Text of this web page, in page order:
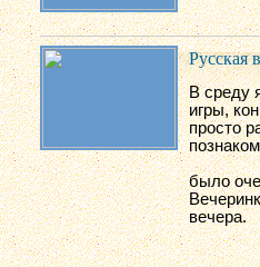
Русская
В среду
игры,
просто
было
вечера.